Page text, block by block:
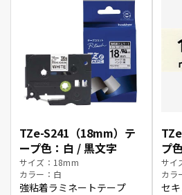
TZe-S241（18mm）テ
ープ色：白 / 黒文字
サイズ：18mm
カラー：白
強粘着ラミネートテープ
プ
サイ
カラ
セ